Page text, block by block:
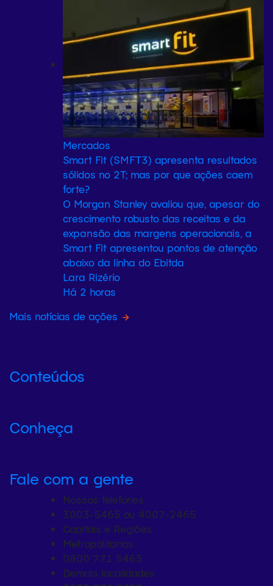
Mercados
Smart Fit (SMFT3) apresenta resultados
sólidos no 2T; mas por que ações caem
forte?
O Morgan Stanley avaliou que, apesar do
crescimento robusto das receitas e da
expansão das margens operacionais, a
Smart Fit apresentou pontos de atenção
abaixo da linha do Ebitda
Lara Rizério
Há 2 horas
Mais notícias de ações
Conteúdos
Conheça
Fale com a gente
Nossos telefones
3003-5465 ou 4007-2465
Capitais e Regiões
Metropolitanas
0800 771 5465
Demais localidades